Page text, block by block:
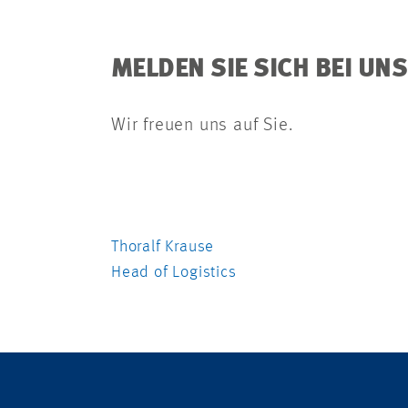
MELDEN SIE SICH BEI
Wir freuen uns auf Sie.
Thoralf Krause
Head of Logistics